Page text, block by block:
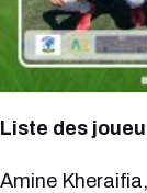
Liste des
Amine